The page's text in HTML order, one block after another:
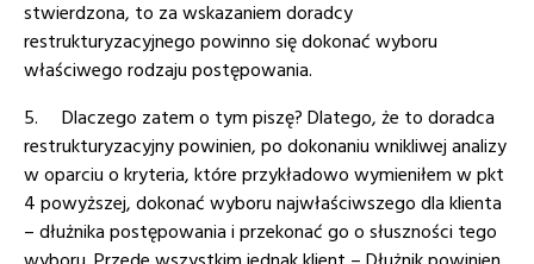
stwierdzona, to za wskazaniem doradcy
restrukturyzacyjnego powinno się dokonać wyboru
właściwego rodzaju postępowania.
5. Dlaczego zatem o tym piszę? Dlatego, że to doradca
restrukturyzacyjny powinien, po dokonaniu wnikliwej analizy
w oparciu o kryteria, które przykładowo wymieniłem w pkt
4 powyższej, dokonać wyboru najwłaściwszego dla klienta
– dłużnika postępowania i przekonać go o słuszności tego